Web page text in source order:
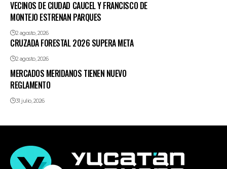
VECINOS DE CIUDAD CAUCEL Y FRANCISCO DE
MONTEJO ESTRENAN PARQUES
2 agosto, 2026
CRUZADA FORESTAL 2026 SUPERA META
2 agosto, 2026
MERCADOS MERIDANOS TIENEN NUEVO
REGLAMENTO
31 julio, 2026